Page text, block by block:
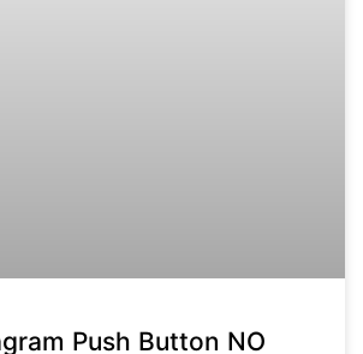
Push Button NO